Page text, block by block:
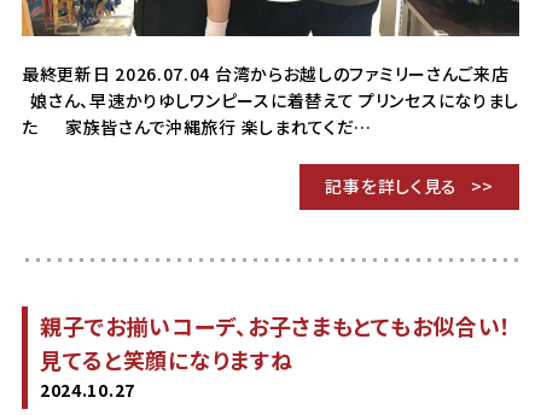
最終更新日 2026.07.04 台湾からお越しのファミリーさんご来店
娘さん、早速かりゆしワンピースに着替えて プリンセスになりまし
た 家族皆さんで沖縄旅行 楽しまれてくだ…
記事を詳しく見る
親子でお揃いコーデ、お子さまもとてもお似合い！
見てると笑顔になりますね
2024.10.27